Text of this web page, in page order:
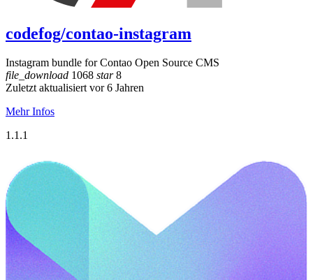
codefog/contao-instagram
Instagram bundle for Contao Open Source CMS
file_download 1068 star8
Zuletzt aktualisiert vor 6 Jahren
Mehr Infos
1.1.1